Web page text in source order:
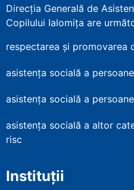
Direcția Generală de
Copilului Ialomița are
respectarea și promovarea
asistența socială a
asistența socială a
asistența socială a altor
risc
Instituții